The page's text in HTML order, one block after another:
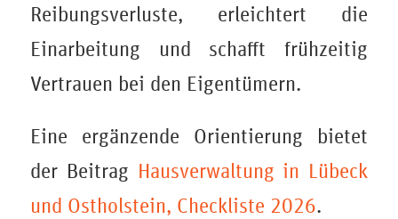
Reibungsverluste, erleichtert die
Einarbeitung und schafft frühzeitig
Vertrauen bei den Eigentümern.
Eine ergänzende Orientierung bietet
der Beitrag Hausverwaltung in Lübeck
und Ostholstein, Checkliste 2026.